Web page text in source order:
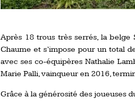
Après 18 trous très serrés, la belge
Chaume et s’impose pour un total
avec ses co-équipères Nathalie
Marie Palli, vainqueur en 2016,
Grâce à la générosité des joueuses